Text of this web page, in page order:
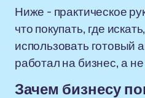
Ниже - практическое
что покупать, где
использовать готовый
работал на бизнес, а
Зачем бизнесу